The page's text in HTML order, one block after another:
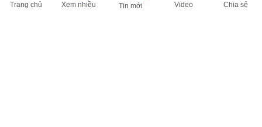
Trang chủ Xem nhiều Tin mới Video Chia sẻ